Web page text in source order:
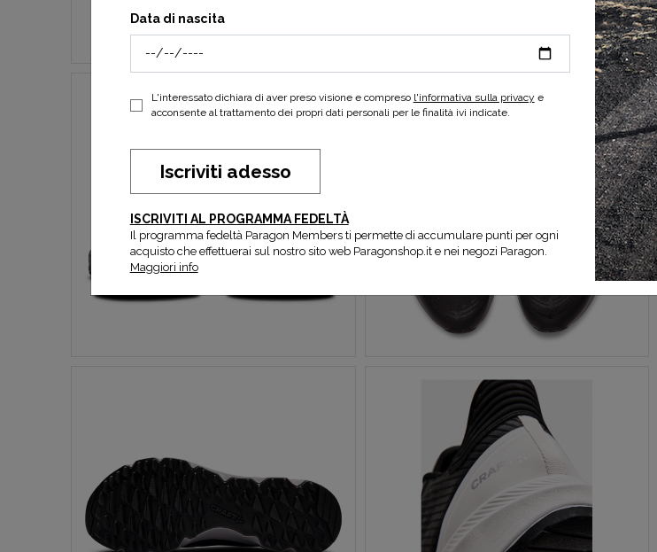
Data di nascita
L'interessato dichiara di aver preso visione e compreso l'informativa sulla privacy e
acconsente al trattamento dei propri dati personali per le finalità ivi indicate.
Iscriviti adesso
ISCRIVITI AL PROGRAMMA FEDELTÀ
Il programma fedeltà Paragon Members ti permette di accumulare punti per ogni
acquisto che effettuerai sul nostro sito web Paragonshop.it e nei negozi Paragon.
Maggiori info